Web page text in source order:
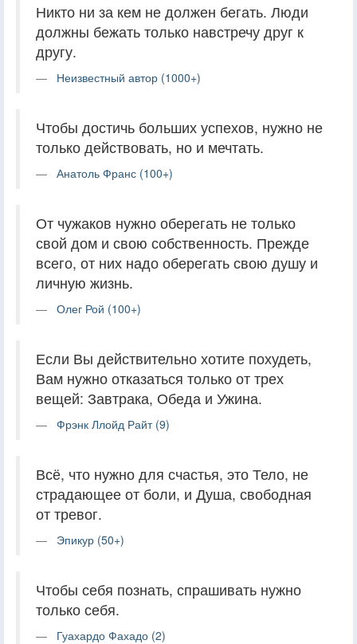
Никто ни за кем не должен бегать. Люди
должны бежать только навстречу друг к
другу.
Неизвестный автор (1000+)
Чтобы достичь больших успехов, нужно не
только действовать, но и мечтать.
Анатоль Франс (100+)
От чужаков нужно оберегать не только
свой дом и свою собственность. Прежде
всего, от них надо оберегать свою душу и
личную жизнь.
Олег Рой (100+)
Если Вы действительно хотите похудеть,
Вам нужно отказаться только от трех
вещей: Завтрака, Обеда и Ужина.
Фрэнк Ллойд Райт (9)
Всё, что нужно для счастья, это Тело, не
страдающее от боли, и Душа, свободная
от тревог.
Эпикур (50+)
Чтобы себя познать, спрашивать нужно
только себя.
Гуахардо Фахадо (2)